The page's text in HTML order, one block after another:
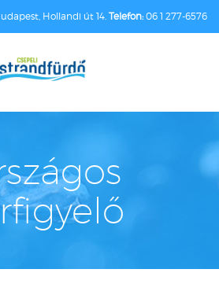
Hollandi út 14. Telefon:06 1 277-6576